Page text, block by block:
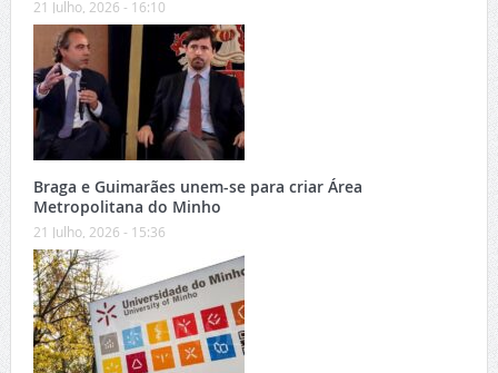
21 Julho, 2026 - 16:10
Braga e Guimarães unem-se para criar Área
Metropolitana do Minho
21 Julho, 2026 - 15:36